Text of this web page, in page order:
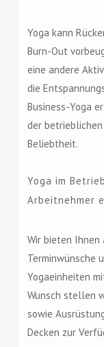
Yoga kann
Burn-Out
eine andere
die
Business-Yoga
der
Beliebtheit.
Yoga im
Arbeitnehmer
Wir bieten Ihnen
Terminwünsche
Yogaeinheiten
Wunsch stellen
sowie
Decken zur